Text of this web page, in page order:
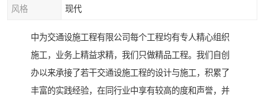
风格 现代
中为交通设施工程有限公司每个工程均有专人精心组织
施工，业务上精益求精，我们只做精品工程。我们自创
办以来承接了若干交通设施工程的设计与施工，积累了
丰富的实践经验，在同行业中享有较高的度和声誉，并